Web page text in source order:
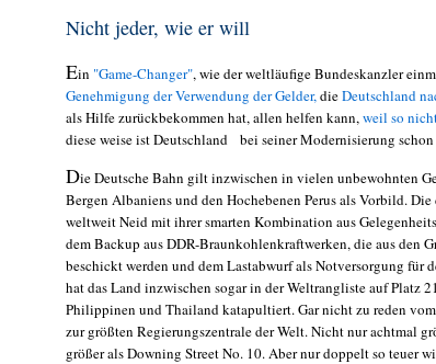
Nicht jeder, wie er will
Ein "Game-Changer", wie der weltläufige Bundeskanzler
Genehmigung der Verwendung der Gelder, dieDeutschland
als Hilfe zurückbekommen hat, allen helfen kann, weil so
diese weise ist Deutschland bei seiner Modernisierung
Die Deutsche Bahn gilt inzwischen in vielen unbewohnten
Bergen Albaniens und den Hochebenen Perus als Vorbild.
weltweit Neid mit ihrer smarten Kombination aus
dem Backup aus DDR-Braunkohlenkraftwerken, die aus den
beschickt werden und dem Lastabwurf als Notversorgung für
hat das Land inzwischen sogar in der Weltrangliste auf Platz
Philippinen und Thailand katapultiert. Gar nicht zu reden
zur größten Regierungszentrale der Welt. Nicht nur achtmal
größer als Downing Street No. 10. Aber nur doppelt so teuer